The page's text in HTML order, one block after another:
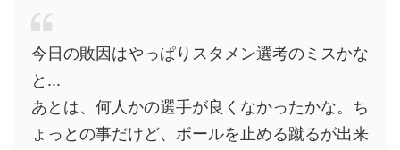
今日の敗因はやっぱりスタメン選考のミスかな
と...
あとは、何人かの選手が良くなかったかな。ち
ょっとの事だけど、ボールを止める蹴るが出来